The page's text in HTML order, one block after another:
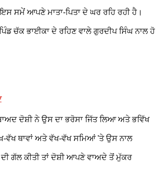
ਸਮੇਂ ਆਪਣੇ ਮਾਤਾ-ਪਿਤਾ ਦੇ ਘਰ ਰਹਿ ਰਹੀ ਹੈ।
ਚੱਕ ਭਾਈਕਾ ਦੇ ਰਹਿਣ ਵਾਲੇ ਗੁਰਦੀਪ ਸਿੰਘ ਨਾਲ ਹੋ
ਦੋਸ਼ੀ ਨੇ ਉਸ ਦਾ ਭਰੋਸਾ ਜਿੱਤ ਲਿਆ ਅਤੇ ਭਵਿੱਖ
ਵੱਖ ਥਾਵਾਂ ਅਤੇ ਵੱਖ-ਵੱਖ ਸਮਿਆਂ 'ਤੇ ਉਸ ਨਾਲ
ਗੱਲ ਕੀਤੀ ਤਾਂ ਦੋਸ਼ੀ ਆਪਣੇ ਵਾਅਦੇ ਤੋਂ ਮੁੱਕਰ